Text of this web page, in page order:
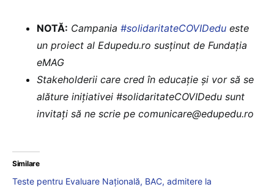
NOTĂ: Campania #solidaritateCOVIDedu este
un proiect al Edupedu.ro susținut de Fundația
eMAG
Stakeholderii care cred în educație și vor să se
alăture inițiativei #solidaritateCOVIDedu sunt
invitați să ne scrie pe comunicare@edupedu.ro
Similare
Teste pentru Evaluare Națională, BAC, admitere la